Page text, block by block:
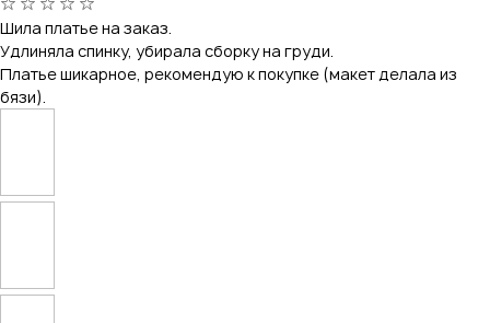
Шила платье на заказ.
Удлиняла спинку, убирала сборку на груди.
Платье шикарное, рекомендую к покупке (макет делала из
бязи).